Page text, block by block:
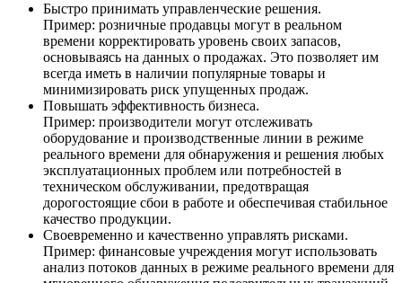
Быстро принимать управленческие решения.
Пример: розничные продавцы могут в реальном
времени корректировать уровень своих запасов,
основываясь на данных о продажах. Это позволяет им
всегда иметь в наличии популярные товары и
минимизировать риск упущенных продаж.
Повышать эффективность бизнеса.
Пример: производители могут отслеживать
оборудование и производственные линии в режиме
реального времени для обнаружения и решения любых
эксплуатационных проблем или потребностей в
техническом обслуживании, предотвращая
дорогостоящие сбои в работе и обеспечивая стабильное
качество продукции.
Своевременно и качественно управлять рисками.
Пример: финансовые учреждения могут использовать
анализ потоков данных в режиме реального времени для